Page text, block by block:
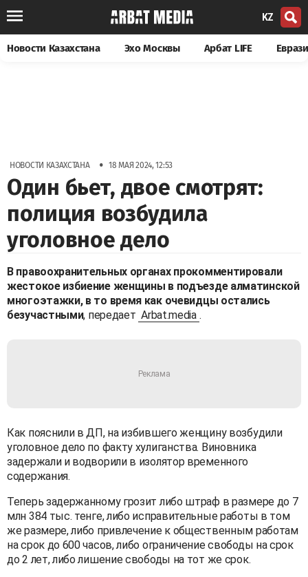
KZ
Новости Казахстана Эхо Москвы Арбат LIFE
НОВОСТИ КАЗАХСТАНА • 18 МАЯ 2024, 12:53
Один бьет, двое смотрят:
полиция возбудила
уголовное дело
В правоохранительных органах прокомментировали
жестокое избиение женщины в подъезде алматинской
многоэтажки, в то время как очевидцы остались
безучастными, передает Arbat.media .
Как пояснили в ДП, на избившего женщину возбудили
уголовное дело по факту хулиганства. Виновника
задержали и водворили в изолятор временного
содержания.
Теперь задержанному грозит либо штраф в размере до 7
млн 384 тыс. тенге, либо исправительные работы в том
же размере, либо привлечение к общественным работам
на срок до 600 часов, либо ограничение свободы на срок
до 2 лет, либо лишение свободы на тот же срок.